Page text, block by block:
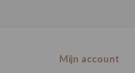
Mijn account